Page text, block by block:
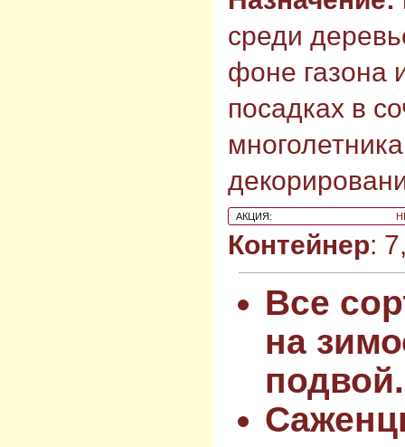
среди
фоне газона
посадках в
АКЦИЯ:
Контейнер:
Все
на
подвой.